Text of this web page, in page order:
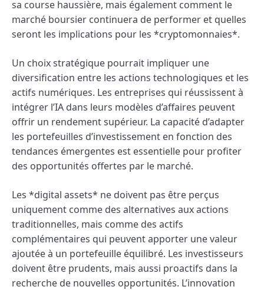
sa course haussière, mais également comment le
marché boursier continuera de performer et quelles
seront les implications pour les *cryptomonnaies*.
Un choix stratégique pourrait impliquer une
diversification entre les actions technologiques et les
actifs numériques. Les entreprises qui réussissent à
intégrer l’IA dans leurs modèles d’affaires peuvent
offrir un rendement supérieur. La capacité d’adapter
les portefeuilles d’investissement en fonction des
tendances émergentes est essentielle pour profiter
des opportunités offertes par le marché.
Les *digital assets* ne doivent pas être perçus
uniquement comme des alternatives aux actions
traditionnelles, mais comme des actifs
complémentaires qui peuvent apporter une valeur
ajoutée à un portefeuille équilibré. Les investisseurs
doivent être prudents, mais aussi proactifs dans la
recherche de nouvelles opportunités. L’innovation